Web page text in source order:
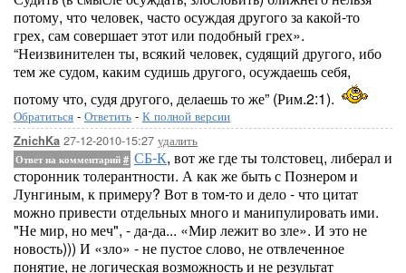
потому, что человек, часто осуждая другого за какой-то
грех, сам совершает этот или подобный грех».
“Неизвинителен ты, всякий человек, судящий другого, ибо
тем же судом, каким судишь другого, осуждаешь себя,
потому что, судя другого, делаешь то же” (Рим.2:1).
Обратиться - Ответить - К полной версии
ZnichKa 27-12-2010-15:27 удалить
Ответ на комментарий # СБ-К, вот же где ты толстовец, либерал и
сторонник толерантности. А как же быть с Познером и
Лунгиным, к примеру? Вот в том-то и дело - что цитат
можно привести отдельных много и манипулировать ими.
"Не мир, но меч", - да-да... «Мир лежит во зле». И это не
новость))) И «зло» - не пустое слово, не отвлеченное
понятие, не логическая возможность и не результат